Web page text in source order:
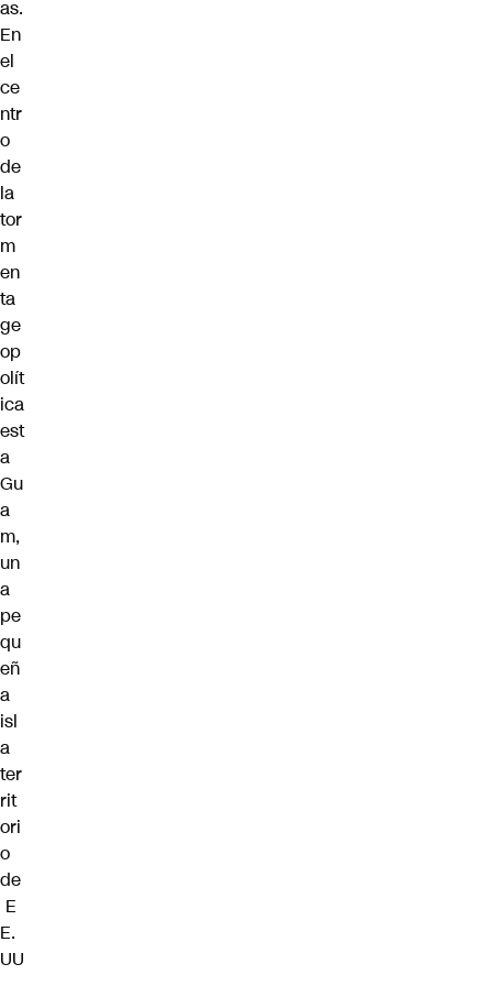
as.
En
el
ce
ntr
o
de
la
tor
m
en
ta
ge
op
olít
ica
est
a
Gu
a
m,
un
a
pe
qu
eñ
a
isl
a
ter
rit
ori
o
de
E
E.
UU